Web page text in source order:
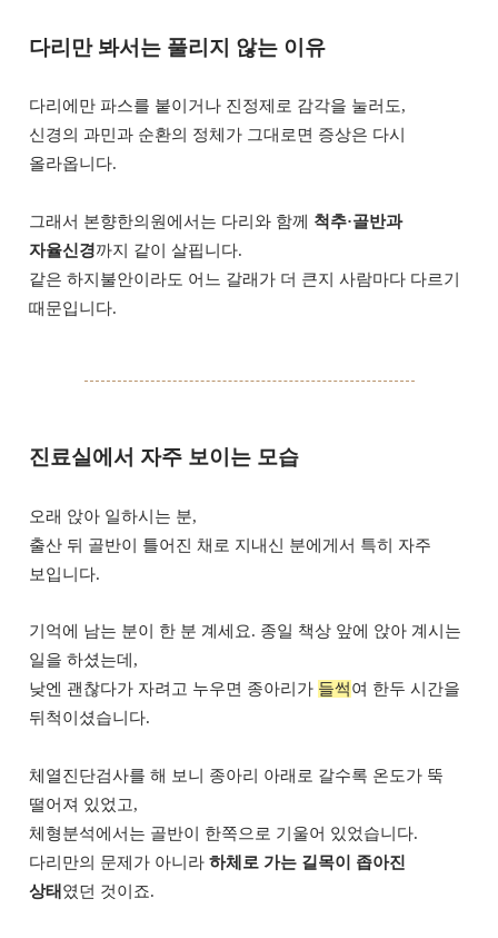
다리만 봐서는 풀리지 않는 이유
다리에만 파스를 붙이거나 진정제로 감각을 눌러도,
신경의 과민과 순환의 정체가 그대로면 증상은 다시
올라옵니다.
그래서 본향한의원에서는 다리와 함께 척추·골반과
자율신경까지 같이 살핍니다.
같은 하지불안이라도 어느 갈래가 더 큰지 사람마다 다르기
때문입니다.
진료실에서 자주 보이는 모습
오래 앉아 일하시는 분,
출산 뒤 골반이 틀어진 채로 지내신 분에게서 특히 자주
보입니다.
기억에 남는 분이 한 분 계세요. 종일 책상 앞에 앉아 계시는
일을 하셨는데,
낮엔 괜찮다가 자려고 누우면 종아리가 들썩여 한두 시간을
뒤척이셨습니다.
체열진단검사를 해 보니 종아리 아래로 갈수록 온도가 뚝
떨어져 있었고,
체형분석에서는 골반이 한쪽으로 기울어 있었습니다.
다리만의 문제가 아니라 하체로 가는 길목이 좁아진
상태였던 것이죠.